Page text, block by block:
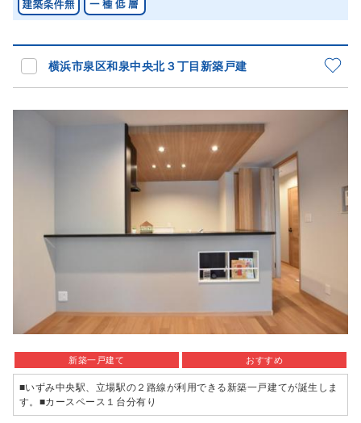
横浜市泉区和泉中央北３丁目新築戸建
新築一戸建て おすすめ
■いずみ中央駅、立場駅の２路線が利用できる新築一戸建てが誕生しま
す。■カースペース１台分有り